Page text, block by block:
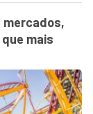
mercados,
mais